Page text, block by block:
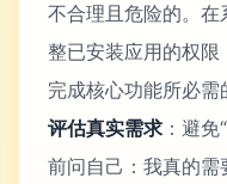
不合理且危险的。
整已安装应用的权限
完成核心功能所必需
评估真实需求 ：避
前问自己：我真的